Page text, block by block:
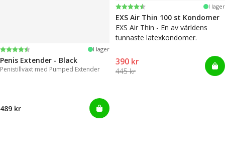
Betyg:
4.4 utav 5 stjärnor I lager
Penis Extender - Black
Penistillväxt med Pumped Extender
489 kr
Betyg:
4.6 utav 5 stjärnor I lager
EXS Air Thin 100 st Kondomer
EXS Air Thin - En av världens
tunnaste latexkondomer.
390 kr
445 kr